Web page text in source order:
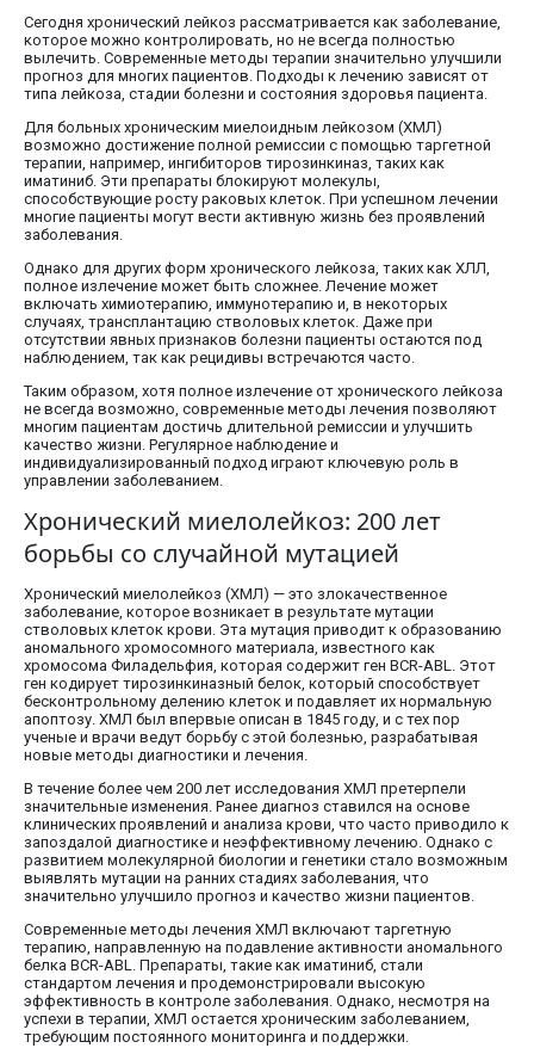
Сегодня хронический лейкоз рассматривается как заболевание,
которое можно контролировать, но не всегда полностью
вылечить. Современные методы терапии значительно улучшили
прогноз для многих пациентов. Подходы к лечению зависят от
типа лейкоза, стадии болезни и состояния здоровья пациента.
Для больных хроническим миелоидным лейкозом (ХМЛ)
возможно достижение полной ремиссии с помощью таргетной
терапии, например, ингибиторов тирозинкиназ, таких как
иматиниб. Эти препараты блокируют молекулы,
способствующие росту раковых клеток. При успешном лечении
многие пациенты могут вести активную жизнь без проявлений
заболевания.
Однако для других форм хронического лейкоза, таких как ХЛЛ,
полное излечение может быть сложнее. Лечение может
включать химиотерапию, иммунотерапию и, в некоторых
случаях, трансплантацию стволовых клеток. Даже при
отсутствии явных признаков болезни пациенты остаются под
наблюдением, так как рецидивы встречаются часто.
Таким образом, хотя полное излечение от хронического лейкоза
не всегда возможно, современные методы лечения позволяют
многим пациентам достичь длительной ремиссии и улучшить
качество жизни. Регулярное наблюдение и
индивидуализированный подход играют ключевую роль в
управлении заболеванием.
Хронический миелолейкоз: 200 лет
борьбы со случайной мутацией
Хронический миелолейкоз (ХМЛ) — это злокачественное
заболевание, которое возникает в результате мутации
стволовых клеток крови. Эта мутация приводит к образованию
аномального хромосомного материала, известного как
хромосома Филадельфия, которая содержит ген BCR-ABL. Этот
ген кодирует тирозинкиназный белок, который способствует
бесконтрольному делению клеток и подавляет их нормальную
апоптозу. ХМЛ был впервые описан в 1845 году, и с тех пор
ученые и врачи ведут борьбу с этой болезнью, разрабатывая
новые методы диагностики и лечения.
В течение более чем 200 лет исследования ХМЛ претерпели
значительные изменения. Ранее диагноз ставился на основе
клинических проявлений и анализа крови, что часто приводило к
запоздалой диагностике и неэффективному лечению. Однако с
развитием молекулярной биологии и генетики стало возможным
выявлять мутации на ранних стадиях заболевания, что
значительно улучшило прогноз и качество жизни пациентов.
Современные методы лечения ХМЛ включают таргетную
терапию, направленную на подавление активности аномального
белка BCR-ABL. Препараты, такие как иматиниб, стали
стандартом лечения и продемонстрировали высокую
эффективность в контроле заболевания. Однако, несмотря на
успехи в терапии, ХМЛ остается хроническим заболеванием,
требующим постоянного мониторинга и поддержки.